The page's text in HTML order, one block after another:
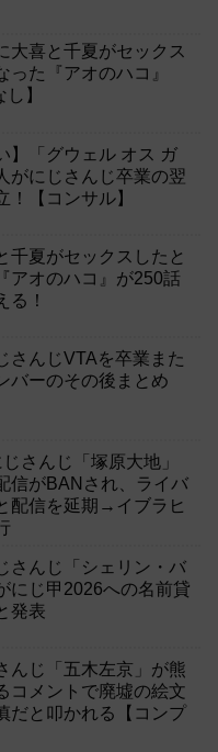
大喜と千夏がセックス
った『アオのハコ』
】
】「グウェル オス ガ
がにじさんじ卒業の翌
！【コンサル】
千夏がセックスしたと
アオのハコ』が250話
る！
さんじVTAを卒業また
バーのその後まとめ
じさんじ「塚原大地」
信がBANされ、ライバ
配信を延期→イブラヒ
さんじ「シェリン・バ
にじ甲2026への名前貸
発表
んじ「五木左京」が熊
コメントで廃墟の絵文
だと叩かれる【コンプ